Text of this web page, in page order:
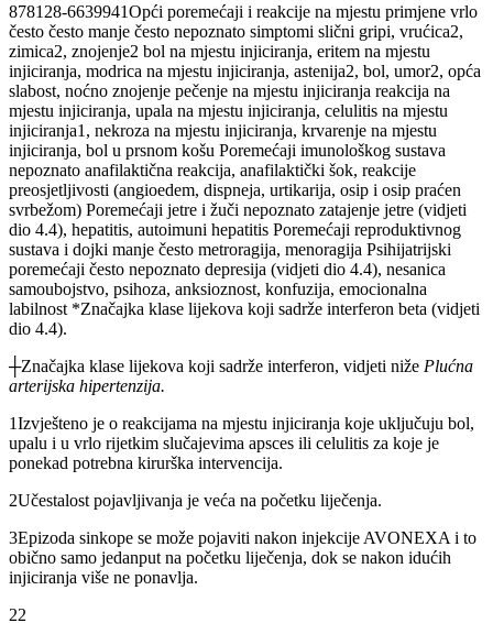
878128-6639941Opći poremećaji i reakcije na mjestu primjene vrlo
često često manje često nepoznato simptomi slični gripi, vrućica2,
zimica2, znojenje2 bol na mjestu injiciranja, eritem na mjestu
injiciranja, modrica na mjestu injiciranja, astenija2, bol, umor2, opća
slabost, noćno znojenje pečenje na mjestu injiciranja reakcija na
mjestu injiciranja, upala na mjestu injiciranja, celulitis na mjestu
injiciranja1, nekroza na mjestu injiciranja, krvarenje na mjestu
injiciranja, bol u prsnom košu Poremećaji imunološkog sustava
nepoznato anafilaktična reakcija, anafilaktički šok, reakcije
preosjetljivosti (angioedem, dispneja, urtikarija, osip i osip praćen
svrbežom) Poremećaji jetre i žuči nepoznato zatajenje jetre (vidjeti
dio 4.4), hepatitis, autoimuni hepatitis Poremećaji reproduktivnog
sustava i dojki manje često metroragija, menoragija Psihijatrijski
poremećaji često nepoznato depresija (vidjeti dio 4.4), nesanica
samoubojstvo, psihoza, anksioznost, konfuzija, emocionalna
labilnost *Značajka klase lijekova koji sadrže interferon beta (vidjeti
dio 4.4).
┼Značajka klase lijekova koji sadrže interferon, vidjeti niže Plućna
arterijska hipertenzija.
1Izvješteno je o reakcijama na mjestu injiciranja koje uključuju bol,
upalu i u vrlo rijetkim slučajevima apsces ili celulitis za koje je
ponekad potrebna kirurška intervencija.
2Učestalost pojavljivanja je veća na početku liječenja.
3Epizoda sinkope se može pojaviti nakon injekcije AVONEXA i to
obično samo jedanput na početku liječenja, dok se nakon idućih
injiciranja više ne ponavlja.
22